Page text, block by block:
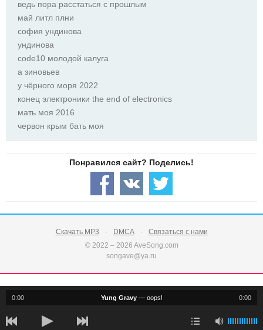
ведь пора расстаться с прошлым
май литл плни
софия ундинова
ундинова
code10 молодой калуга
а зиновьев
у чёрного моря 2022
конец электроники the end of electronics
мать моя 2016
червон крым бать моя
Скачать MP3 DMCA
Связаться с нами
© 2022 – 2026 AveSong.com
songave@ya.ru
0:00 0:00
Yung Gravy — oops!